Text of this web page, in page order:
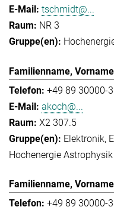
tschmidt@...
NR 3
+49 89 30000-
akoch@...
X2 307.5
Elektronik
Hochenergie Astrophysik
+49 89 30000-